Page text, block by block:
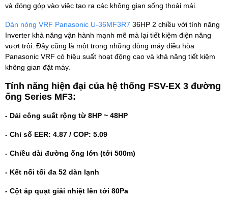
và đóng góp vào việc tạo ra các không gian sống thoải mái.
Dàn nóng VRF Panasonic U-36MF3R7 36HP 2 chiều với tính năng
Inverter khả năng vận hành mạnh mẽ mà lại tiết kiệm điện năng
vượt trội. Đây cũng là một trong những dòng máy điều hòa
Panasonic VRF có hiệu suất hoạt động cao và khả năng tiết kiệm
không gian đặt máy.
Tính năng hiện đại của hệ thống FSV-EX 3 đường
ống Series MF3:
- Dải công suất rộng từ 8HP ~ 48HP
- Chỉ số EER: 4.87 / COP: 5.09
- Chiều dài đường ống lớn (tới 500m)
- Kết nối tối đa 52 dàn lạnh
- Cột áp quạt giải nhiệt lên tới 80Pa